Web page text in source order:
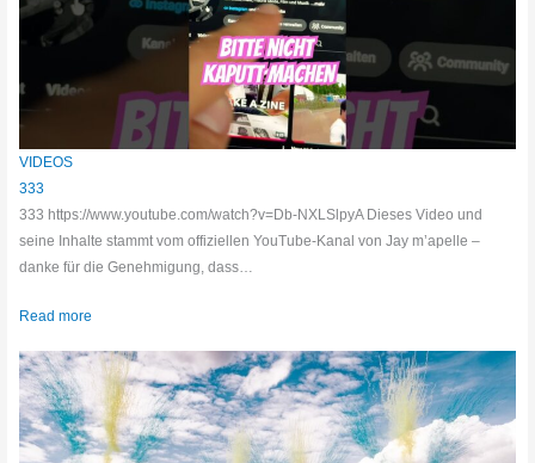
VIDEOS
333
333 https://www.youtube.com/watch?v=Db-NXLSlpyA Dieses Video und
seine Inhalte stammt vom offiziellen YouTube-Kanal von Jay m’apelle –
danke für die Genehmigung, dass…
Read more